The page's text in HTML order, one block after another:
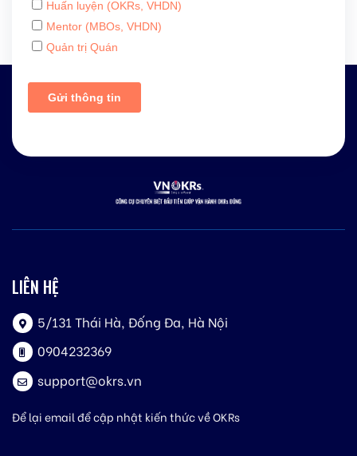
LIÊN HỆ
5/131 Thái Hà, Đống Đa, Hà Nội
0904232369
support@okrs.vn
Để lại email để cập nhật kiến thức về OKRs